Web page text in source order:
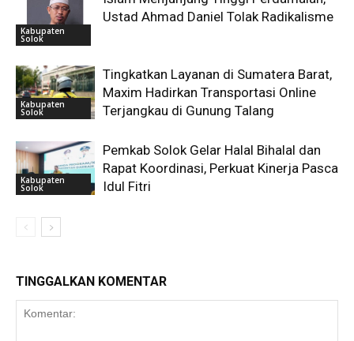
Kabupaten
Solok
Ustad Ahmad Daniel Tolak Radikalisme
Kabupaten
Solok
Tingkatkan Layanan di Sumatera Barat,
Maxim Hadirkan Transportasi Online
Terjangkau di Gunung Talang
Kabupaten
Solok
Pemkab Solok Gelar Halal Bihalal dan
Rapat Koordinasi, Perkuat Kinerja Pasca
Idul Fitri
TINGGALKAN KOMENTAR